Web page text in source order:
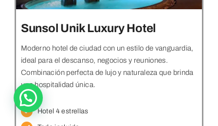
Sunsol Unik Luxury Hotel
Moderno hotel de ciudad con un estilo de vanguardia,
ideal para el descanso, negocios y reuniones.
Combinación perfecta de lujo y naturaleza que brinda
una hospitalidad única.
Hotel 4 estrellas